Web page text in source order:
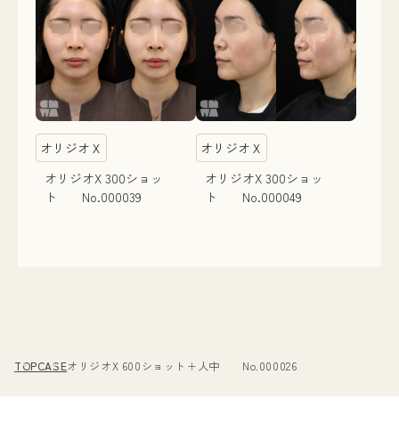
オリジオＸ
オリジオX 300ショッ
ト No.000039
オリジオＸ
オリジオX 300ショッ
ト No.000049
TOPCASEオリジオX 600ショット＋人中 No.000026